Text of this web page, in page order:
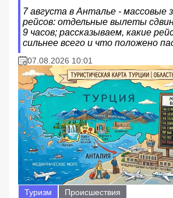
7 августа в Анталье - массовые
рейсов: отдельные вылеты
9 часов; рассказываем, какие
сильнее всего и что положено
07.08.2026 10:01
Туризм Происшествия